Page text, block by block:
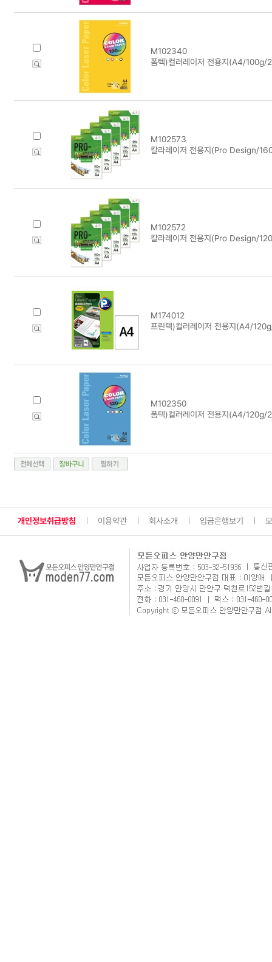
M102340
폼텍)컬러레이저 전용지(A4/
M102573
칼라레이저 전용지(Pro Design/
M102572
칼라레이저 전용지(Pro Design/
M174012
프린텍)컬러레이저 전용지(A4/
M102350
폼텍)컬러레이저 전용지(A4/
개인정보취급방침 이용약관 회사소개 입금은행보기